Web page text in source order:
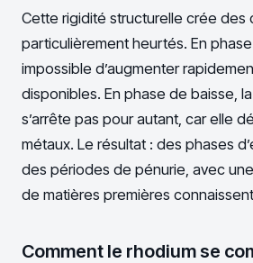
Cette rigidité structurelle crée des
particulièrement heurtés. En
impossible d’augmenter
disponibles. En phase de baisse,
s’arrête pas pour autant, car elle
métaux. Le résultat : des phases
des périodes de pénurie, avec
de matières premières
Comment le rhodium se